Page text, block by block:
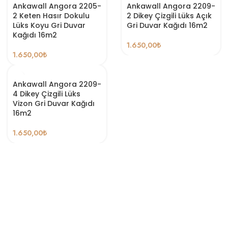
Ankawall Angora 2205-
2 Keten Hasır Dokulu
Lüks Koyu Gri Duvar
Kağıdı 16m2
1.650,00₺
Ankawall Angora 2209-
2 Dikey Çizgili Lüks Açık
Gri Duvar Kağıdı 16m2
1.650,00₺
Ankawall Angora 2209-
4 Dikey Çizgili Lüks
Vizon Gri Duvar Kağıdı
16m2
1.650,00₺